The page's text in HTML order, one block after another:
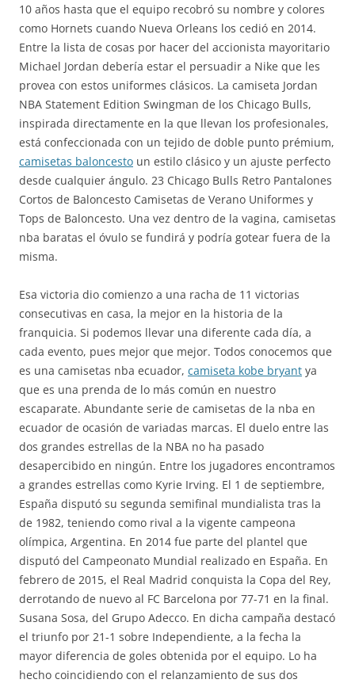
10 años hasta que el equipo recobró su nombre y colores
como Hornets cuando Nueva Orleans los cedió en 2014.
Entre la lista de cosas por hacer del accionista mayoritario
Michael Jordan debería estar el persuadir a Nike que les
provea con estos uniformes clásicos. La camiseta Jordan
NBA Statement Edition Swingman de los Chicago Bulls,
inspirada directamente en la que llevan los profesionales,
está confeccionada con un tejido de doble punto prémium,
camisetas baloncesto un estilo clásico y un ajuste perfecto
desde cualquier ángulo. 23 Chicago Bulls Retro Pantalones
Cortos de Baloncesto Camisetas de Verano Uniformes y
Tops de Baloncesto. Una vez dentro de la vagina, camisetas
nba baratas el óvulo se fundirá y podría gotear fuera de la
misma.
Esa victoria dio comienzo a una racha de 11 victorias
consecutivas en casa, la mejor en la historia de la
franquicia. Si podemos llevar una diferente cada día, a
cada evento, pues mejor que mejor. Todos conocemos que
es una camisetas nba ecuador, camiseta kobe bryant ya
que es una prenda de lo más común en nuestro
escaparate. Abundante serie de camisetas de la nba en
ecuador de ocasión de variadas marcas. El duelo entre las
dos grandes estrellas de la NBA no ha pasado
desapercibido en ningún. Entre los jugadores encontramos
a grandes estrellas como Kyrie Irving. El 1 de septiembre,
España disputó su segunda semifinal mundialista tras la
de 1982, teniendo como rival a la vigente campeona
olímpica, Argentina. En 2014 fue parte del plantel que
disputó del Campeonato Mundial realizado en España. En
febrero de 2015, el Real Madrid conquista la Copa del Rey,
derrotando de nuevo al FC Barcelona por 77-71 en la final.
Susana Sosa, del Grupo Adecco. En dicha campaña destacó
el triunfo por 21-1 sobre Independiente, a la fecha la
mayor diferencia de goles obtenida por el equipo. Lo ha
hecho coincidiendo con el relanzamiento de sus dos